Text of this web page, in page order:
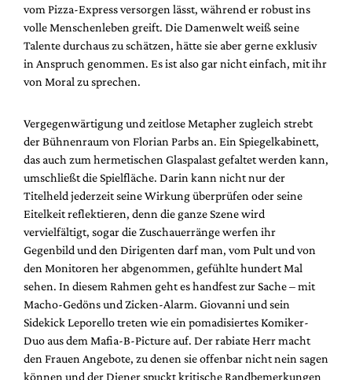
vom Pizza-Express versorgen lässt, während er robust ins
volle Menschenleben greift. Die Damenwelt weiß seine
Talente durchaus zu schätzen, hätte sie aber gerne exklusiv
in Anspruch genommen. Es ist also gar nicht einfach, mit ihr
von Moral zu sprechen.
Vergegenwärtigung und zeitlose Metapher zugleich strebt
der Bühnenraum von Florian Parbs an. Ein Spiegelkabinett,
das auch zum hermetischen Glaspalast gefaltet werden kann,
umschließt die Spielfläche. Darin kann nicht nur der
Titelheld jederzeit seine Wirkung überprüfen oder seine
Eitelkeit reflektieren, denn die ganze Szene wird
vervielfältigt, sogar die Zuschauerränge werfen ihr
Gegenbild und den Dirigenten darf man, vom Pult und von
den Monitoren her abgenommen, gefühlte hundert Mal
sehen. In diesem Rahmen geht es handfest zur Sache – mit
Macho-Gedöns und Zicken-Alarm. Giovanni und sein
Sidekick Leporello treten wie ein pomadisiertes Komiker-
Duo aus dem Mafia-B-Picture auf. Der rabiate Herr macht
den Frauen Angebote, zu denen sie offenbar nicht nein sagen
können und der Diener spuckt kritische Randbemerkungen